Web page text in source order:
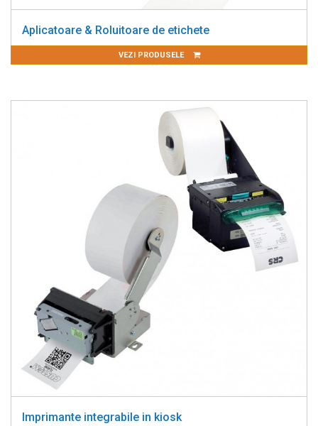
Aplicatoare & Roluitoare de etichete
VEZI PRODUSELE
Imprimante integrabile in kiosk